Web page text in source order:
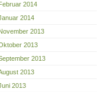
2014
2014
2013
2013
2013
2013
2013